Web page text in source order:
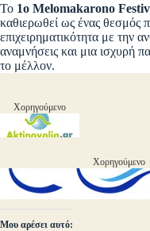
Το 1ο Melomakarono
καθιερωθεί ως ένας θεσμός
επιχειρηματικότητα με την
αναμνήσεις και μια ισχυρή
το μέλλον.
Χορηγούμενο
Χορηγούμενο
Μου αρέσει αυτό: